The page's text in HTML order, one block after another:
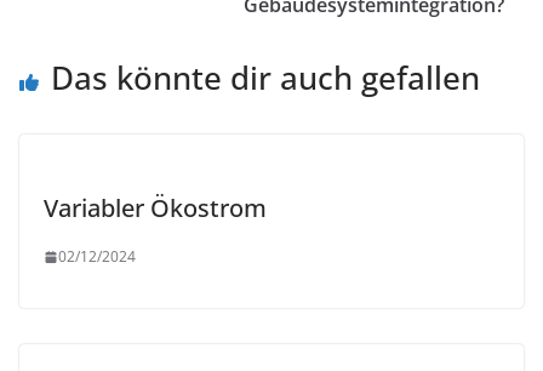
Das könnte dir auch gefallen
Variabler Ökostrom
02/12/2024